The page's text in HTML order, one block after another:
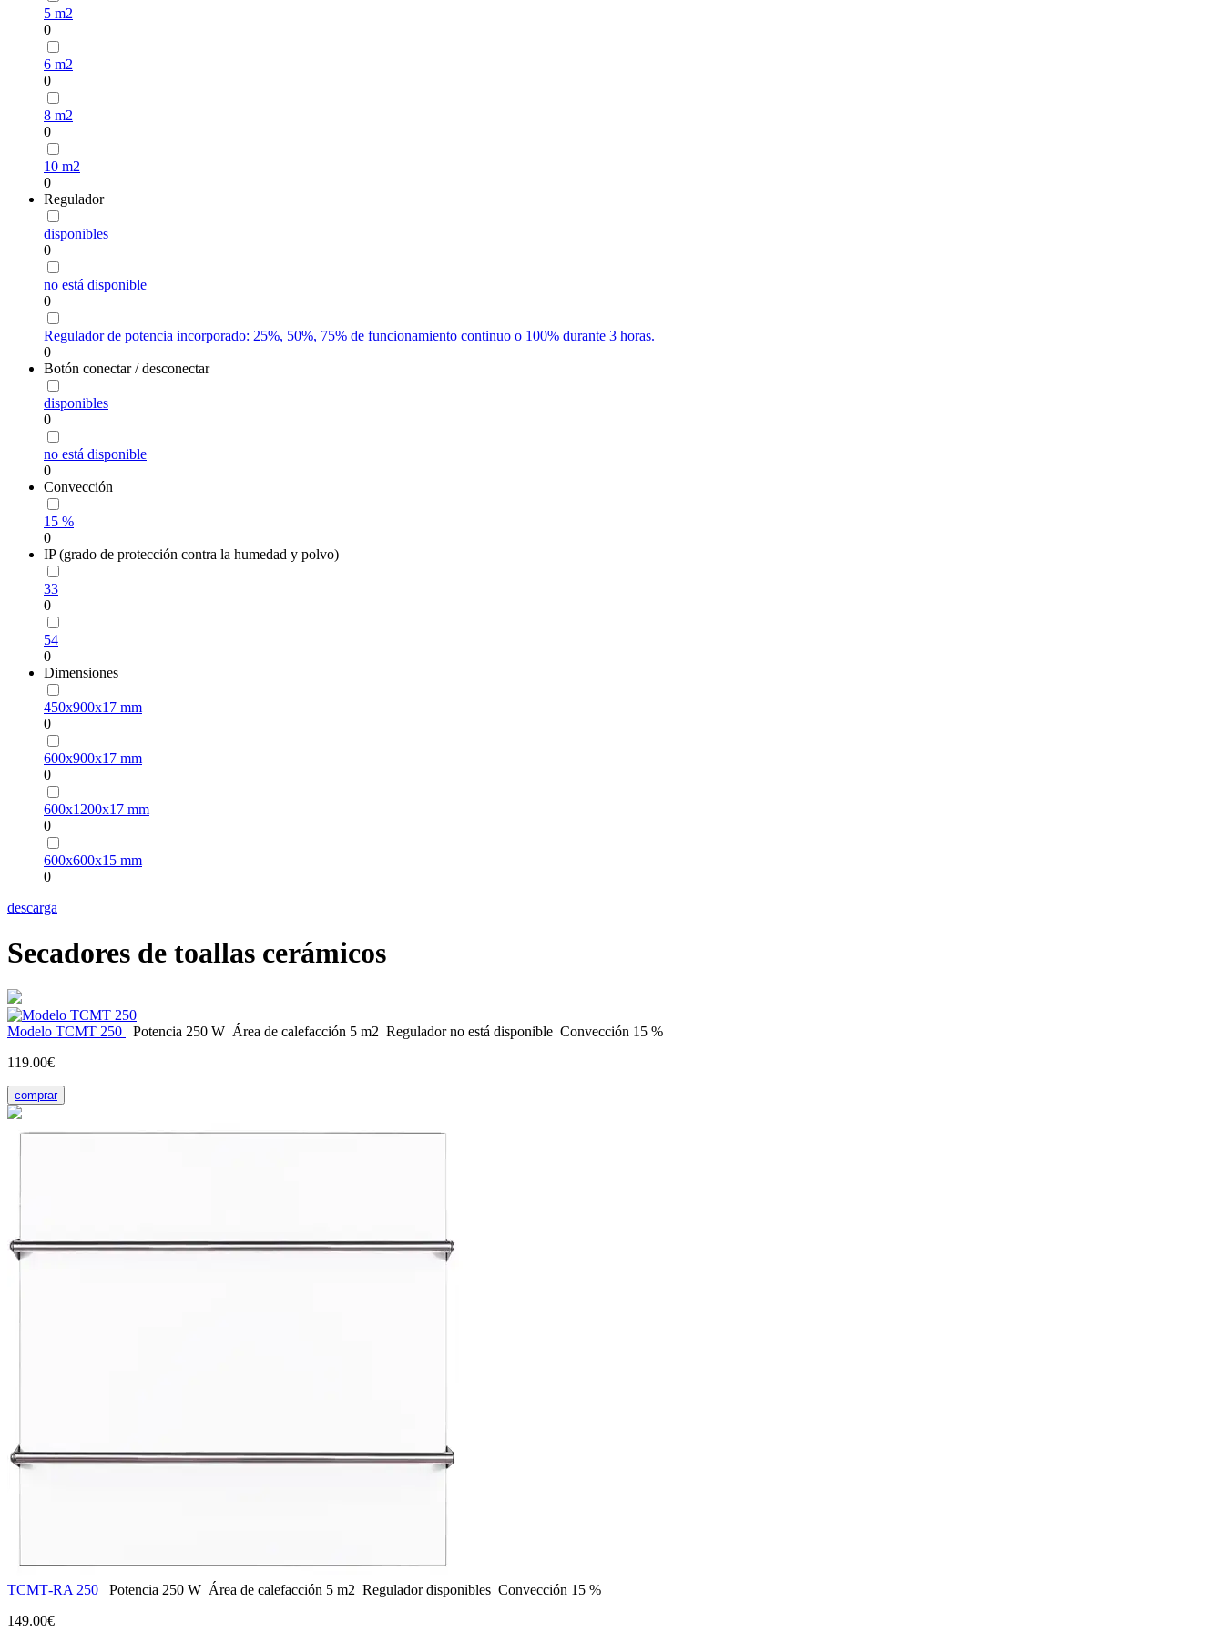
5 m2
0
6 m2
0
8 m2
0
10 m2
0
Regulador
disponibles
0
no está disponible
0
Regulador de potencia incorporado: 25%, 50%, 75% de funcionamiento continuo o 100% durante 3 horas.
0
Botón conectar / desconectar
disponibles
0
no está disponible
0
Convección
15 %
0
IP (grado de protección contra la humedad y polvo)
33
0
54
0
Dimensiones
450х900х17 mm
0
600х900х17 mm
0
600х1200х17 mm
0
600х600х15 mm
0
descarga
Secadores de toallas cerámicos
Modelo ТСМТ 250 Potencia 250 W Área de calefacción 5 m2 Regulador no está disponible Convección 15 %
119.00€
comprar
ТСМТ-RA 250 Potencia 250 W Área de calefacción 5 m2 Regulador disponibles Convección 15 %
149.00€